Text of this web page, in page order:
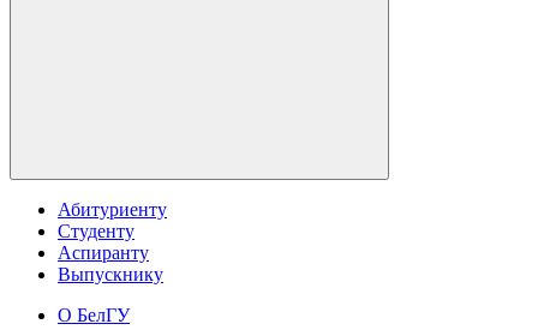
Абитуриенту
Студенту
Аспиранту
Выпускнику
О БелГУ